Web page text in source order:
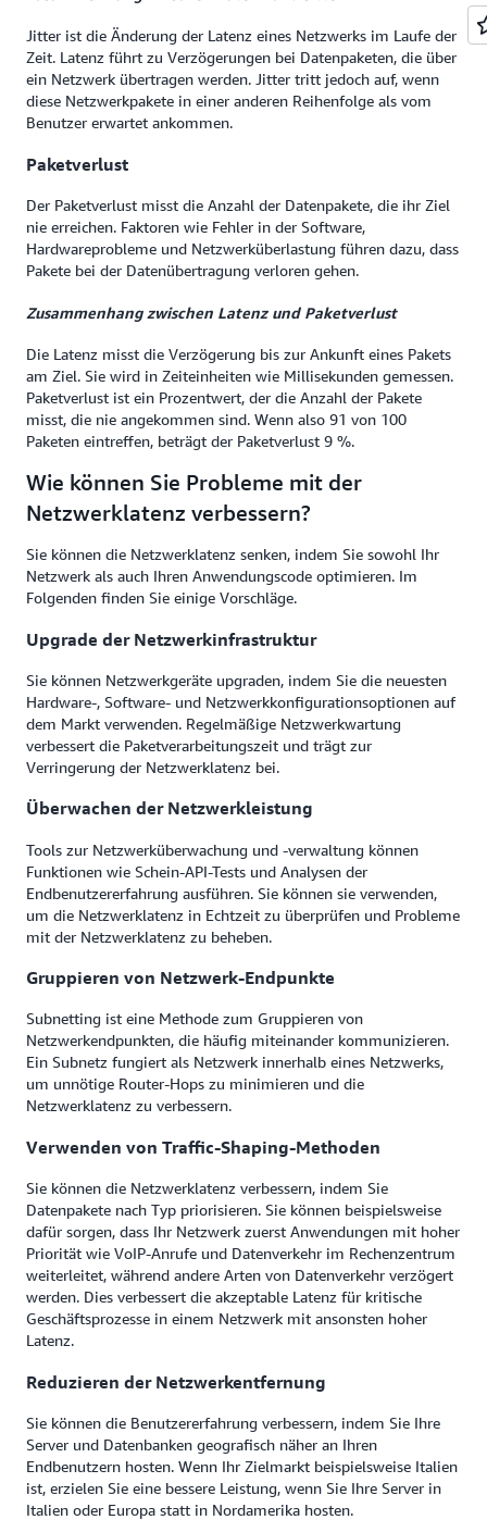
Jitter ist die Änderung der Latenz eines Netzwerks im Laufe der
Zeit. Latenz führt zu Verzögerungen bei Datenpaketen, die über
ein Netzwerk übertragen werden. Jitter tritt jedoch auf, wenn
diese Netzwerkpakete in einer anderen Reihenfolge als vom
Benutzer erwartet ankommen.
Paketverlust
Der Paketverlust misst die Anzahl der Datenpakete, die ihr Ziel
nie erreichen. Faktoren wie Fehler in der Software,
Hardwareprobleme und Netzwerküberlastung führen dazu, dass
Pakete bei der Datenübertragung verloren gehen.
Zusammenhang zwischen Latenz und Paketverlust
Die Latenz misst die Verzögerung bis zur Ankunft eines Pakets
am Ziel. Sie wird in Zeiteinheiten wie Millisekunden gemessen.
Paketverlust ist ein Prozentwert, der die Anzahl der Pakete
misst, die nie angekommen sind. Wenn also 91 von 100
Paketen eintreffen, beträgt der Paketverlust 9 %.
Wie können Sie Probleme mit der
Netzwerklatenz verbessern?
Sie können die Netzwerklatenz senken, indem Sie sowohl Ihr
Netzwerk als auch Ihren Anwendungscode optimieren. Im
Folgenden finden Sie einige Vorschläge.
Upgrade der Netzwerkinfrastruktur
Sie können Netzwerkgeräte upgraden, indem Sie die neuesten
Hardware-, Software- und Netzwerkkonfigurationsoptionen auf
dem Markt verwenden. Regelmäßige Netzwerkwartung
verbessert die Paketverarbeitungszeit und trägt zur
Verringerung der Netzwerklatenz bei.
Überwachen der Netzwerkleistung
Tools zur Netzwerküberwachung und -verwaltung können
Funktionen wie Schein-API-Tests und Analysen der
Endbenutzererfahrung ausführen. Sie können sie verwenden,
um die Netzwerklatenz in Echtzeit zu überprüfen und Probleme
mit der Netzwerklatenz zu beheben.
Gruppieren von Netzwerk-Endpunkte
Subnetting ist eine Methode zum Gruppieren von
Netzwerkendpunkten, die häufig miteinander kommunizieren.
Ein Subnetz fungiert als Netzwerk innerhalb eines Netzwerks,
um unnötige Router-Hops zu minimieren und die
Netzwerklatenz zu verbessern.
Verwenden von Traffic-Shaping-Methoden
Sie können die Netzwerklatenz verbessern, indem Sie
Datenpakete nach Typ priorisieren. Sie können beispielsweise
dafür sorgen, dass Ihr Netzwerk zuerst Anwendungen mit hoher
Priorität wie VoIP-Anrufe und Datenverkehr im Rechenzentrum
weiterleitet, während andere Arten von Datenverkehr verzögert
werden. Dies verbessert die akzeptable Latenz für kritische
Geschäftsprozesse in einem Netzwerk mit ansonsten hoher
Latenz.
Reduzieren der Netzwerkentfernung
Sie können die Benutzererfahrung verbessern, indem Sie Ihre
Server und Datenbanken geografisch näher an Ihren
Endbenutzern hosten. Wenn Ihr Zielmarkt beispielsweise Italien
ist, erzielen Sie eine bessere Leistung, wenn Sie Ihre Server in
Italien oder Europa statt in Nordamerika hosten.